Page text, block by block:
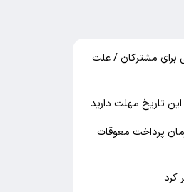
مشترکان / علت
این تاریخ مهلت دارید
پرداخت معوقات
کرد